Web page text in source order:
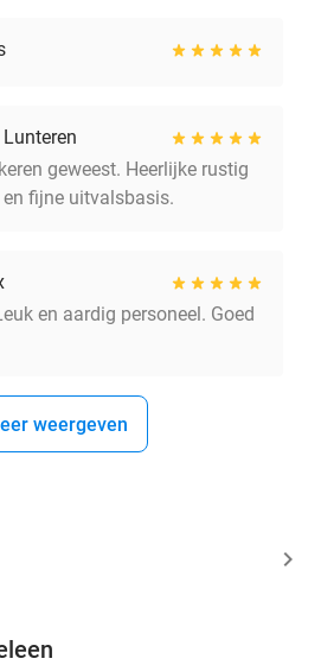
Lunteren
geweest. Heerlijke rustig
fijne uitvalsbasis.
en aardig personeel. Goed
weergeven